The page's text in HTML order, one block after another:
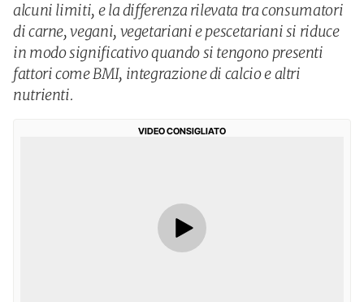
alcuni limiti, e la differenza rilevata tra consumatori
di carne, vegani, vegetariani e pescetariani si riduce
in modo significativo quando si tengono presenti
fattori come BMI, integrazione di calcio e altri
nutrienti.
VIDEO CONSIGLIATO